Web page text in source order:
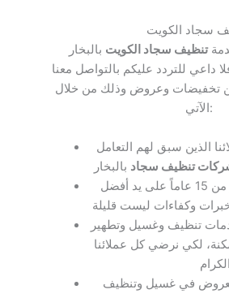
سجاد الكويت
تنظيف سجاد الكويت بالبخار
داعي للتردد عليكم بالتواصل معنا
تخفيضات وعروض وذلك من خلال
الآتي:
الذين سبق لهم التعامل
تنظيف سجاد
نوفر خدمات منذ أكثر من 15 عاماً على يد أفضل
تنظيف وغسيل وتطهير
لكي نرضي كل عملائنا
في غسيل وتنظيف